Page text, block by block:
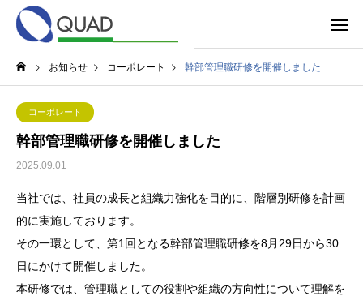
お知らせ コーポレート 幹部管理職研修を開催しました
コーポレート
幹部管理職研修を開催しました
2025.09.01
当社では、社員の成長と組織力強化を目的に、階層別研修を計画
的に実施しております。
その一環として、第1回となる幹部管理職研修を8月29日から30
日にかけて開催しました。
本研修では、管理職としての役割や組織の方向性について理解を